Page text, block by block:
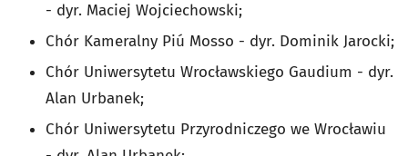
- dyr. Maciej Wojciechowski;
Chór Kameralny Piú Mosso - dyr. Dominik Jarocki;
Chór Uniwersytetu Wrocławskiego Gaudium - dyr.
Alan Urbanek;
Chór Uniwersytetu Przyrodniczego we Wrocławiu